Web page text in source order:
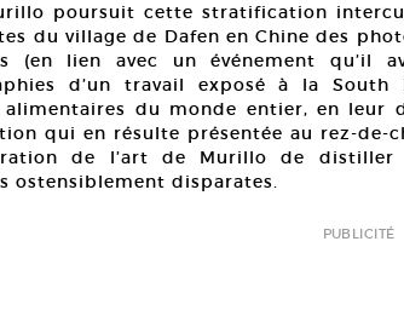
poursuit cette stratification
du village de Dafen en Chine des
(en lien avec un événement qu’il
d’un travail exposé à la South
du monde entier, en leur
qui en résulte présentée au rez-de-
de l’art de Murillo de
ostensiblement disparates.
PUBLICITÉ